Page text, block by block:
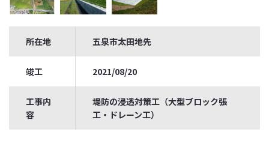
所在地 五泉市太田地先
竣工 2021/08/20
工事内
容
堤防の浸透対策工（大型ブロック張
工・ドレーン工）